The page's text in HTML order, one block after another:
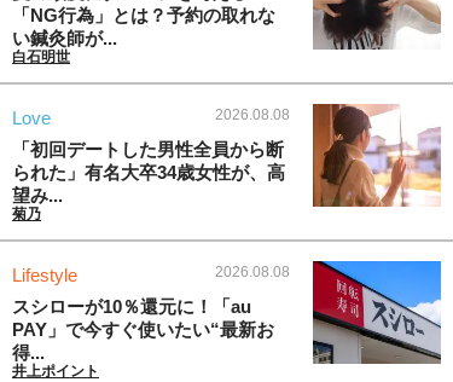
「NG行為」とは？予約の取れな
い鍼灸師が...
白石明世
Love 2026.08.08
「初回デートした男性全員から断
られた」有名大卒34歳女性が、高
望み...
菊乃
Lifestyle 2026.08.08
スシローが10％還元に！「au
PAY」で今すぐ使いたい“最新お
得...
井上ポイント